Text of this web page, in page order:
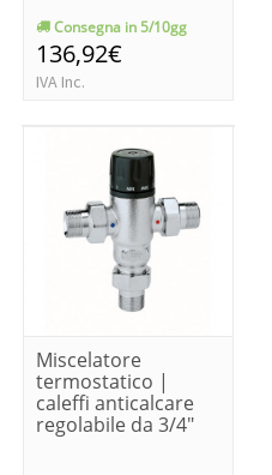
Consegna in 5/10gg
136,92€
IVA Inc.
Miscelatore
termostatico |
caleffi anticalcare
regolabile da 3/4"